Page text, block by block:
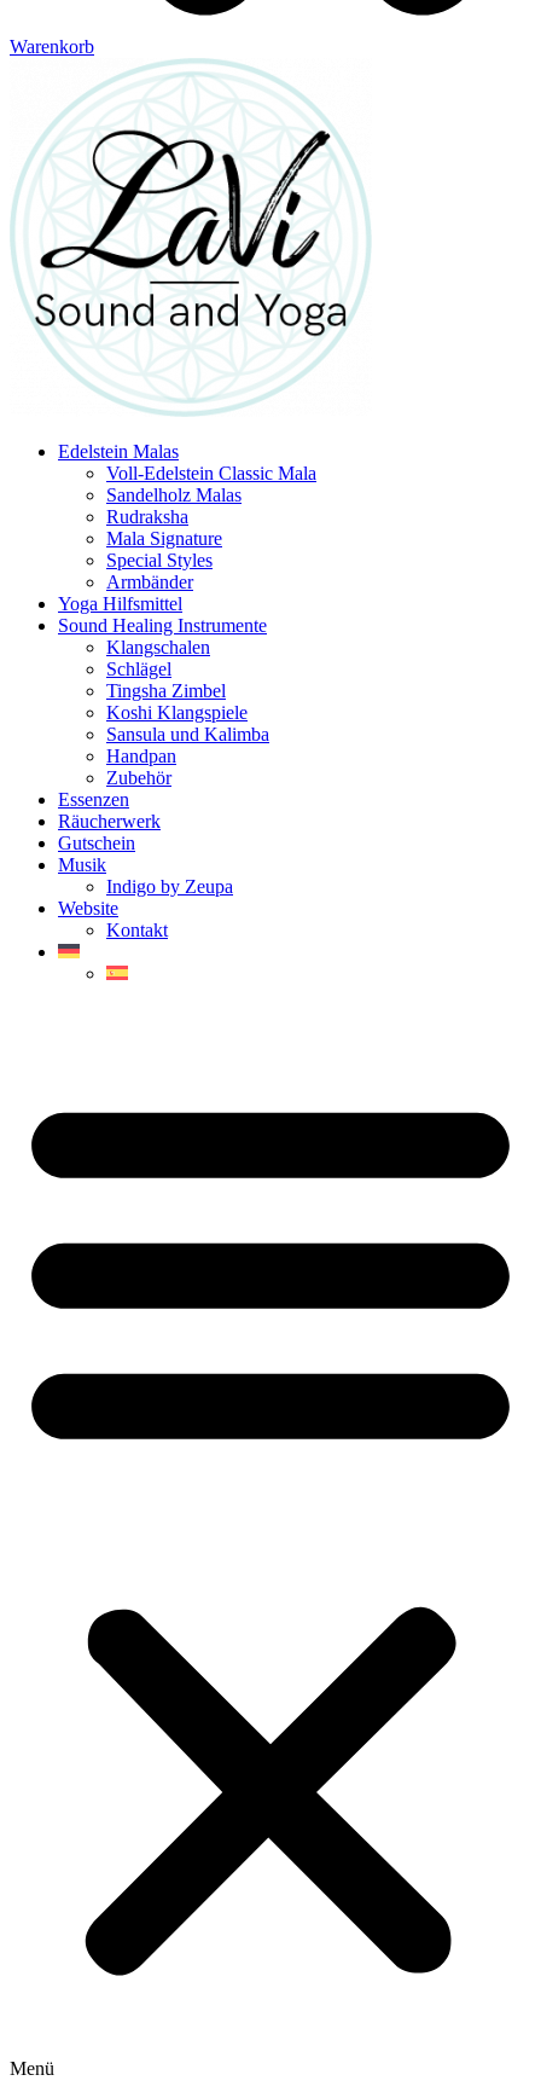
Warenkorb
Edelstein Malas
Voll-Edelstein Classic Mala
Sandelholz Malas
Rudraksha
Mala Signature
Special Styles
Armbänder
Yoga Hilfsmittel
Sound Healing Instrumente
Klangschalen
Schlägel
Tingsha Zimbel
Koshi Klangspiele
Sansula und Kalimba
Handpan
Zubehör
Essenzen
Räucherwerk
Gutschein
Musik
Indigo by Zeupa
Website
Kontakt
Menü